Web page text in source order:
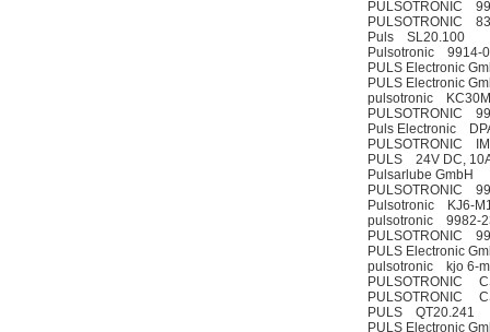
PULSOTRONIC
PULSOTRONIC
Puls SL20.100
Pulsotronic 9914-
PULS Electronic
PULS Electronic
pulsotronic
PULSOTRONIC
Puls Electronic
PULSOTRONIC
PULS 24V DC,
Pulsarlube GmbH
PULSOTRONIC
Pulsotronic KJ6-
pulsotronic 9982-
PULSOTRONIC
PULS Electronic
pulsotronic kjo 6-
PULSOTRONIC
PULSOTRONIC
PULS QT20.241
PULS Electronic